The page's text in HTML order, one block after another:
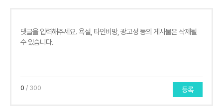
0 / 300 등록